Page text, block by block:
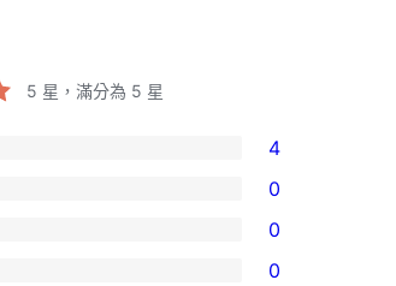
5 星，滿分為 5 星
4
0
0
0